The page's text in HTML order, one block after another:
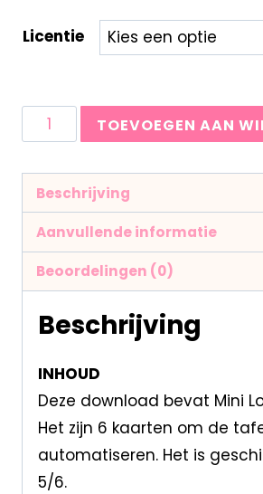
Licentie
TOEVOEGEN AAN
Beschrijving
Aanvullende informatie
Beoordelingen (0)
Beschrijving
INHOUD
Deze download bevat Mini
Het zijn 6 kaarten om de
automatiseren. Het is
5/6.